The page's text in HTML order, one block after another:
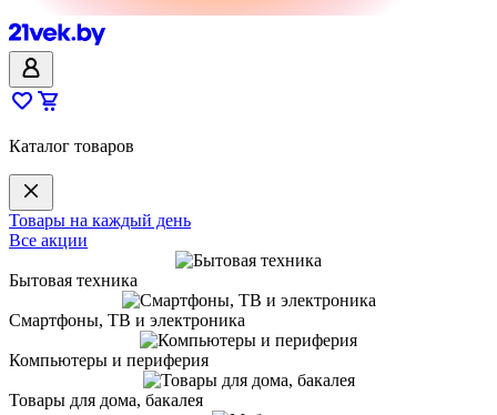
Каталог товаров
Товары на каждый день
Все акции
Бытовая техника
Смартфоны, ТВ и электроника
Компьютеры и периферия
Товары для дома, бакалея